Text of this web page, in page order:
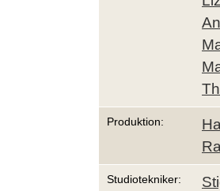
Produktion:
Studiotekniker: